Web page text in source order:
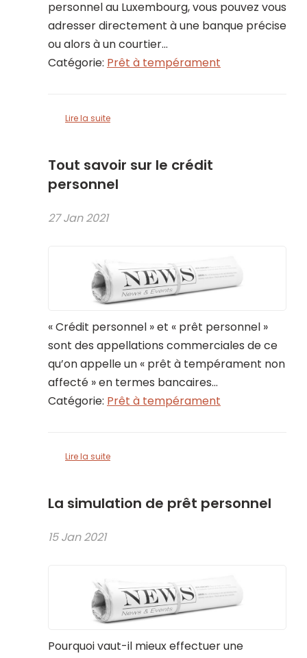
personnel au Luxembourg, vous pouvez vous
adresser directement à une banque précise
ou alors à un courtier...
Catégorie: Prêt à tempérament
Lire la suite
Tout savoir sur le crédit
personnel
27 Jan 2021
« Crédit personnel » et « prêt personnel »
sont des appellations commerciales de ce
qu’on appelle un « prêt à tempérament non
affecté » en termes bancaires...
Catégorie: Prêt à tempérament
Lire la suite
La simulation de prêt personnel
15 Jan 2021
Pourquoi vaut-il mieux effectuer une